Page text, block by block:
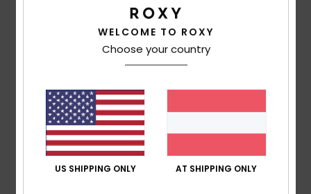
3 verifizierten Bewertungen
2026
33% unserer Kunden empfehlen dieses Produkt
Komfort
Preis-Leistungs-Verhältnis
WELCOME TO ROXY
Choose your country
US SHIPPING ONLY AT SHIPPING ONLY